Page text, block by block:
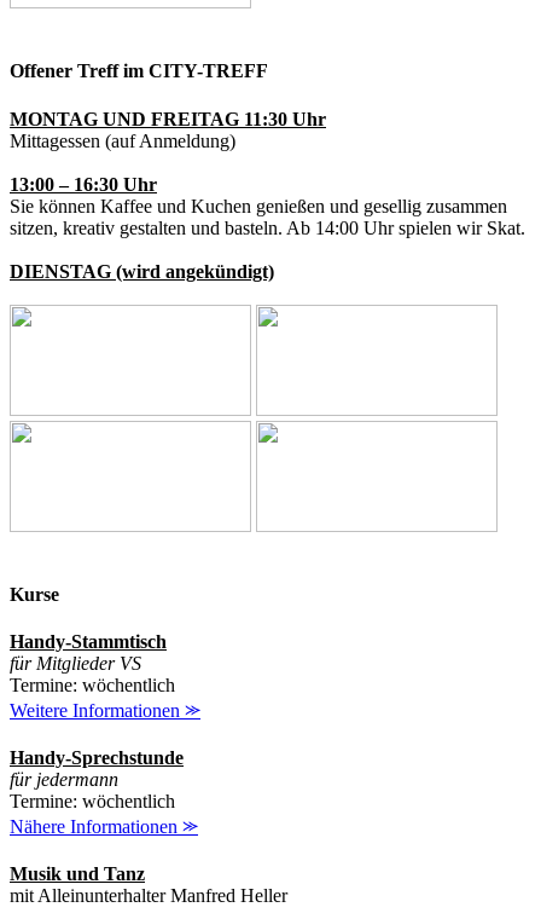
Offener Treff im CITY-TREFF
MONTAG UND FREITAG 11:30 Uhr
Mittagessen (auf Anmeldung)
13:00 – 16:30 Uhr
Sie können Kaffee und Kuchen genießen und gesellig zusammen
sitzen, kreativ gestalten und basteln. Ab 14:00 Uhr spielen wir Skat.
DIENSTAG (wird angekündigt)
Kurse
Handy-Stammtisch
für Mitglieder VS
Termine: wöchentlich
Weitere Informationen ⪼
Handy-Sprechstunde
für jedermann
Termine: wöchentlich
Nähere Informationen ⪼
Musik und Tanz
mit Alleinunterhalter Manfred Heller